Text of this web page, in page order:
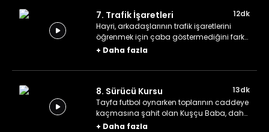
7. Trafik İşaretleri
12dk
Hayri, arkadaşlarının trafik işaretlerini
öğrenmek için çaba göstermediğini fark
eder. Kuşçu Baba ile karşılaştığında
+ Daha fazla
8. Sürücü Kursu
13dk
Tayfa futbol oynarken toplarının caddeye
kaçmasına şahit olan Kuşçu Baba, daha
büyük sorunlara neden olmadan
+ Daha fazla